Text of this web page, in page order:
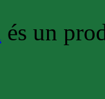
és un